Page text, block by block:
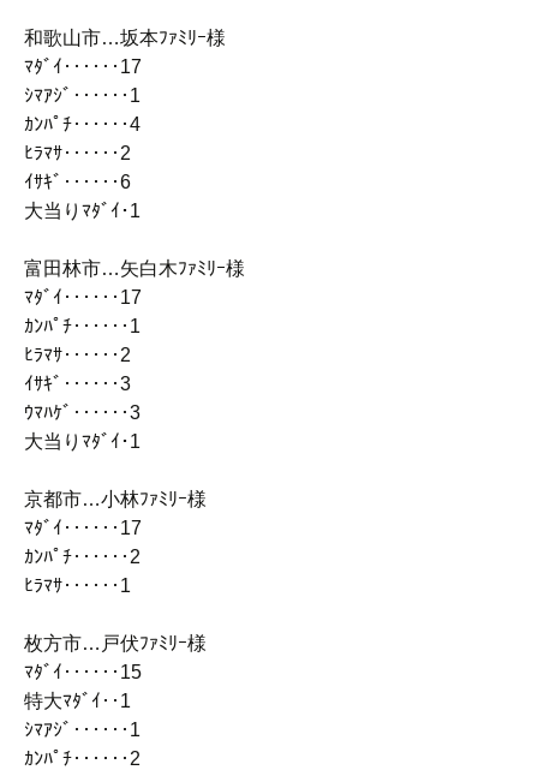
和歌山市…坂本ﾌｧﾐﾘｰ様
ﾏﾀﾞｲ‥‥‥17
ｼﾏｱｼﾞ‥‥‥1
ｶﾝﾊﾟﾁ‥‥‥4
ﾋﾗﾏｻ‥‥‥2
ｲｻｷﾞ‥‥‥6
大当りﾏﾀﾞｲ･1
富田林市…矢白木ﾌｧﾐﾘｰ様
ﾏﾀﾞｲ‥‥‥17
ｶﾝﾊﾟﾁ‥‥‥1
ﾋﾗﾏｻ‥‥‥2
ｲｻｷﾞ‥‥‥3
ｳﾏﾊｹﾞ‥‥‥3
大当りﾏﾀﾞｲ･1
京都市…小林ﾌｧﾐﾘｰ様
ﾏﾀﾞｲ‥‥‥17
ｶﾝﾊﾟﾁ‥‥‥2
ﾋﾗﾏｻ‥‥‥1
枚方市…戸伏ﾌｧﾐﾘｰ様
ﾏﾀﾞｲ‥‥‥15
特大ﾏﾀﾞｲ‥1
ｼﾏｱｼﾞ‥‥‥1
ｶﾝﾊﾟﾁ‥‥‥2